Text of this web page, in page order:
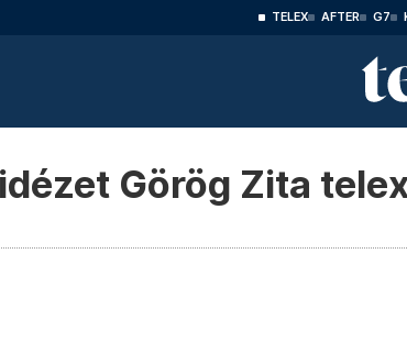
TELEX AFTER G7
Görög Zita